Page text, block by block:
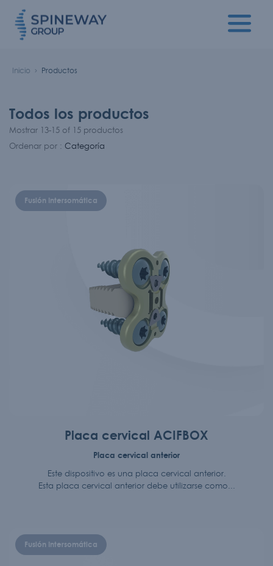
Inicio Productos
Todos los productos
Mostrar 13-15 of 15 productos
Ordenar por : Categoría
Fusión Intersomática
Placa cervical ACIFBOX
Placa cervical anterior
Este dispositivo es una placa cervical anterior.
Esta placa cervical anterior debe utilizarse como...
Fusión Intersomática